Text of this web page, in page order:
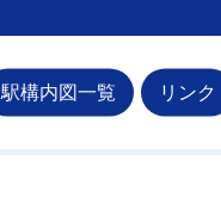
駅構内図一覧 リンク